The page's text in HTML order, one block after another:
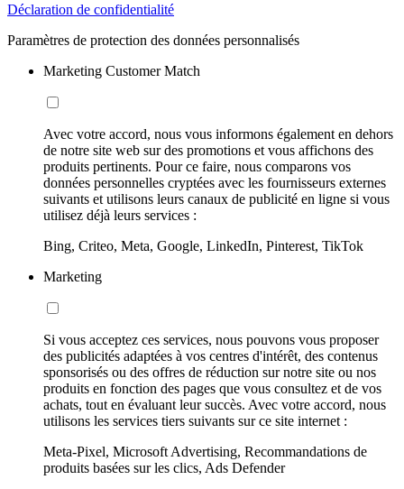
Déclaration de confidentialité
Paramètres de protection des données personnalisés
Marketing Customer Match
Avec votre accord, nous vous informons également en dehors
de notre site web sur des promotions et vous affichons des
produits pertinents. Pour ce faire, nous comparons vos
données personnelles cryptées avec les fournisseurs externes
suivants et utilisons leurs canaux de publicité en ligne si vous
utilisez déjà leurs services :
Bing, Criteo, Meta, Google, LinkedIn, Pinterest, TikTok
Marketing
Si vous acceptez ces services, nous pouvons vous proposer
des publicités adaptées à vos centres d'intérêt, des contenus
sponsorisés ou des offres de réduction sur notre site ou nos
produits en fonction des pages que vous consultez et de vos
achats, tout en évaluant leur succès. Avec votre accord, nous
utilisons les services tiers suivants sur ce site internet :
Meta-Pixel, Microsoft Advertising, Recommandations de
produits basées sur les clics, Ads Defender